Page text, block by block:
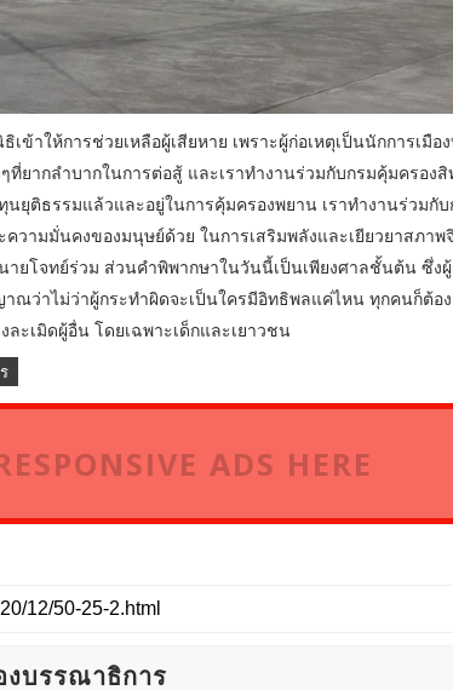
าให้การช่วยเหลือผู้เสียหาย เพราะผู้ก่อเหตุเป็นนักการเมือ
ที่ยากลำบากในการต่อสู้ และเราทำงานร่วมกับกรมคุ้มครอง
นยุติธรรมแล้วและอยู่ในการคุ้มครองพยาน เราทำงานร่วมกั
วามมั่นคงของมนุษย์ด้วย ในการเสริมพลังและเยียวยาสภาพ
ยโจทย์ร่วม ส่วนคำพิพากษาในวันนี้เป็นเพียงศาลชั้นต้น ซึ่ง
ว่าไม่ว่าผู้กระทำผิดจะเป็นใครมีอิทธิพลแค่ไหน ทุกคนก็ต้อ
ะเมิดผู้อื่น โดยเฉพาะเด็กและเยาวชน
ADS HERE
งบรรณาธิการ